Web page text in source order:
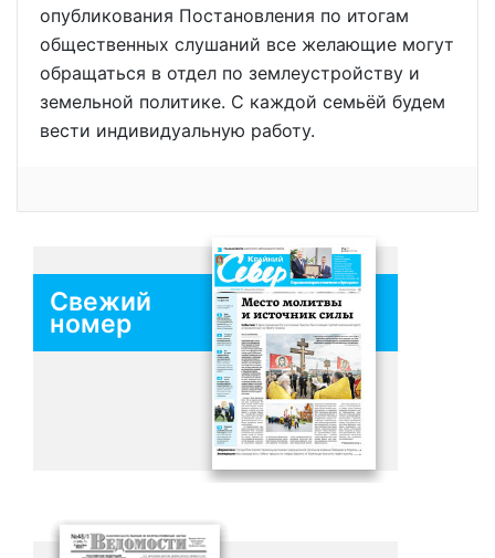
опубликования Постановления по итогам
общественных слушаний все желающие могут
обращаться в отдел по землеустройству и
земельной политике. С каждой семьёй будем
вести индивидуальную работу.
Свежий
номер